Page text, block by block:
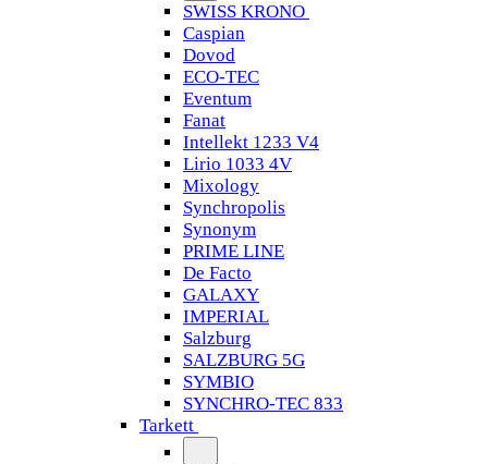
SWISS KRONO
Caspian
Dovod
ECO-TEC
Eventum
Fanat
Intellekt 1233 V4
Lirio 1033 4V
Mixology
Synchropolis
Synonym
PRIME LINE
De Facto
GALAXY
IMPERIAL
Salzburg
SALZBURG 5G
SYMBIO
SYNCHRO-TEC 833
Tarkett